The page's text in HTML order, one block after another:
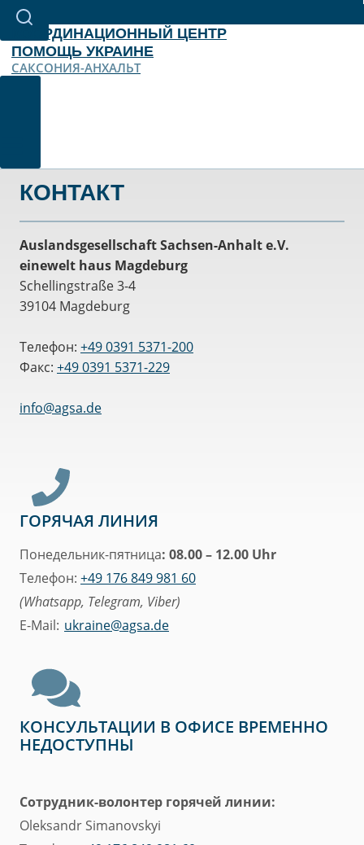
КООРДИНАЦИОННЫЙ ЦЕНТР
ПОМОЩЬ УКРАИНЕ
САКСОНИЯ-АНХАЛЬТ
КОНТАКТ
Auslandsgesellschaft Sachsen-Anhalt e.V.
einewelt haus Magdeburg
Schellingstraße 3-4
39104 Magdeburg
Телефон: +49 0391 5371-200
Факс: +49 0391 5371-229
info@agsa.de
ГОРЯЧАЯ ЛИНИЯ
Понедельник-пятница: 08.00 – 12.00 Uhr
Телефон: +49 176 849 981 60
(Whatsapp, Telegram, Viber)
E-Mail: ukraine@agsa.de
КОНСУЛЬТАЦИИ В ОФИСЕ ВРЕМЕННО
НЕДОСТУПНЫ
Сотрудник-волонтер горячей линии:
Oleksandr Simanovskyi